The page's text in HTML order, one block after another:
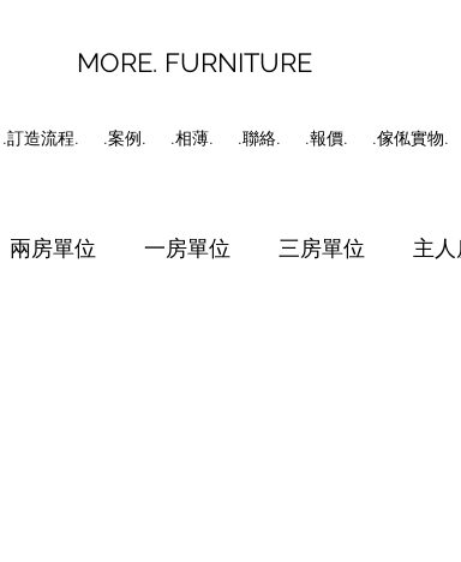
MORE. FURNITURE
.訂造流程. .案例. .相薄. .聯絡. .報價. .傢俬實物.
兩房單位 一房單位 三房單位 主